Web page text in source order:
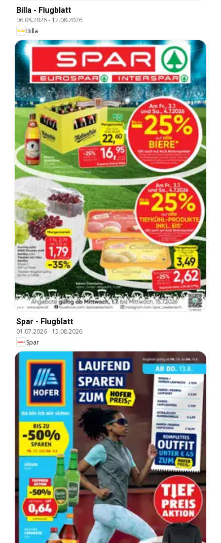
Billa - Flugblatt
06.08.2026- 12.08.2026
Billa
Spar - Flugblatt
01.07.2026- 15.08.2026
Spar